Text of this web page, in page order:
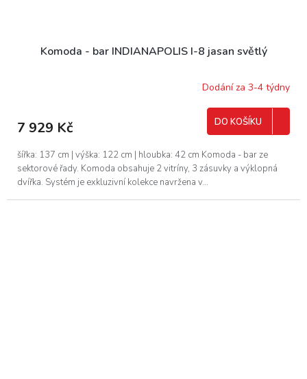
Komoda - bar INDIANAPOLIS I-8 jasan světlý
Dodání za 3-4 týdny
7 929 Kč DO KOŠÍKU
šířka: 137 cm | výška: 122 cm | hloubka: 42 cm Komoda - bar ze
sektorové řady. Komoda obsahuje 2 vitríny, 3 zásuvky a výklopná
dvířka. Systém je exkluzivní kolekce navržena v...